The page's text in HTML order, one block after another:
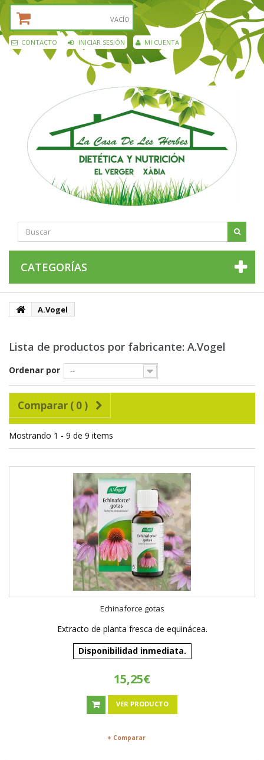
VACÍO
CONTACTO INICIAR SESIÓN MI CUENTA
CATEGORÍAS
A.Vogel
Lista de productos por fabricante: A.Vogel
Ordenar por --
Comparar ( 0 )
Mostrando 1 - 9 de 9 items
Echinaforce gotas
Extracto de planta fresca de equinácea.
Disponibilidad inmediata.
15,25€
VER PRODUCTO
+ Comparar